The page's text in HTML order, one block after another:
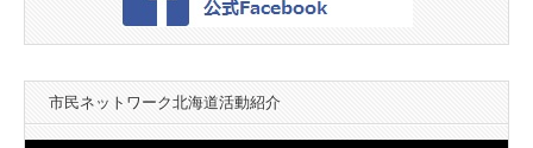
市民ネットワーク北海道活動紹介